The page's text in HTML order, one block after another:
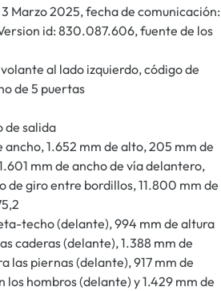
Marzo 2025, fecha de comunicación:
id: 830.087.606, fuente de los
al lado izquierdo, código de
de 5 puertas
de salida
1.652 mm de alto, 205 mm de
mm de ancho de vía delantero,
de giro entre bordillos, 11.800 mm de
techo (delante), 994 mm de altura
caderas (delante), 1.388 mm de
las piernas (delante), 917 mm de
hombros (delante) y 1.429 mm de